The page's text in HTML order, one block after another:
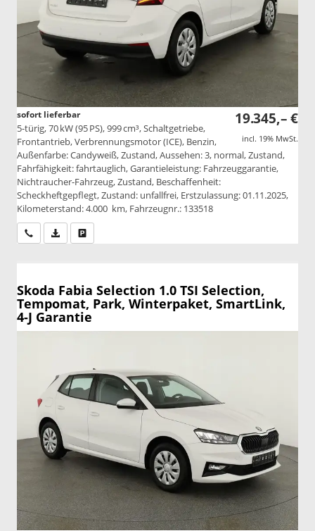
19.345,– €
incl. 19% MwSt.
sofort lieferbar
5-türig, 70 kW (95 PS), 999 cm³, Schaltgetriebe,
Frontantrieb, Verbrennungsmotor (ICE), Benzin,
Außenfarbe: Candyweiß, Zustand, Aussehen: 3, normal, Zustand,
Fahrfähigkeit: fahrtauglich, Garantieleistung: Fahrzeuggarantie,
Nichtraucher-Fahrzeug, Zustand, Beschaffenheit:
Scheckheftgepflegt, Zustand: unfallfrei, Erstzulassung: 01.11.2025,
Kilometerstand: 4.000 km, Fahrzeugnr.: 133518
Wir rufen Sie anPDF-Datei, Fahrzeugexposé drucken
Skoda Fabia Selection 1.0 TSI Selection,
Tempomat, Park, Winterpaket, SmartLink,
4-J Garantie